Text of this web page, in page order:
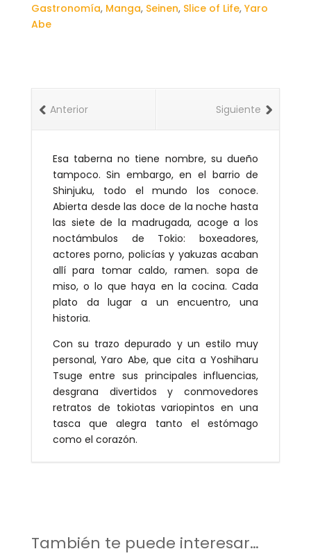
Gastronomía, Manga, Seinen, Slice of Life, Yaro
Abe
Siguiente
Anterior
Esa taberna no tiene nombre, su dueño
tampoco. Sin embargo, en el barrio de
Shinjuku, todo el mundo los conoce.
Abierta desde las doce de la noche hasta
las siete de la madrugada, acoge a los
noctámbulos de Tokio: boxeadores,
actores porno, policías y yakuzas acaban
allí para tomar caldo, ramen. sopa de
miso, o lo que haya en la cocina. Cada
plato da lugar a un encuentro, una
historia.
Con su trazo depurado y un estilo muy
personal, Yaro Abe, que cita a Yoshiharu
Tsuge entre sus principales influencias,
desgrana divertidos y conmovedores
retratos de tokiotas variopintos en una
tasca que alegra tanto el estómago
como el corazón.
También te puede interesar…